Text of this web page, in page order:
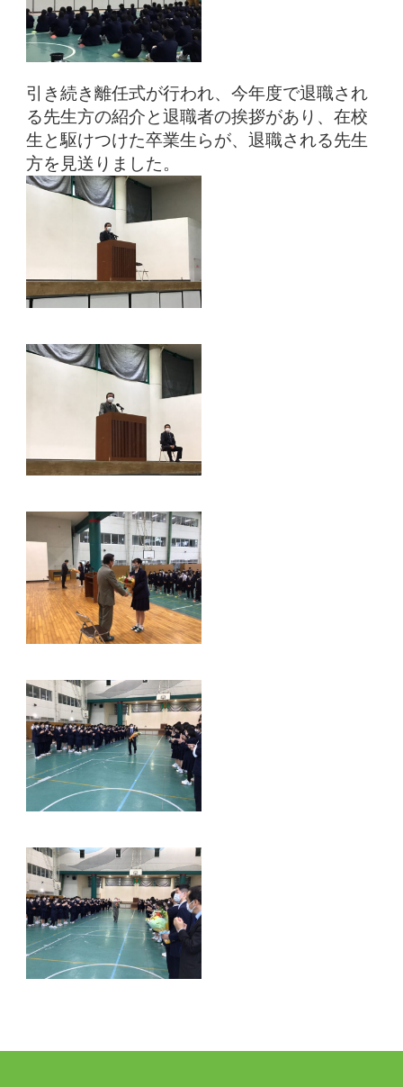
引き続き離任式が行われ、今年度で退職され
る先生方の紹介と退職者の挨拶があり、在校
生と駆けつけた卒業生らが、退職される先生
方を見送りました。